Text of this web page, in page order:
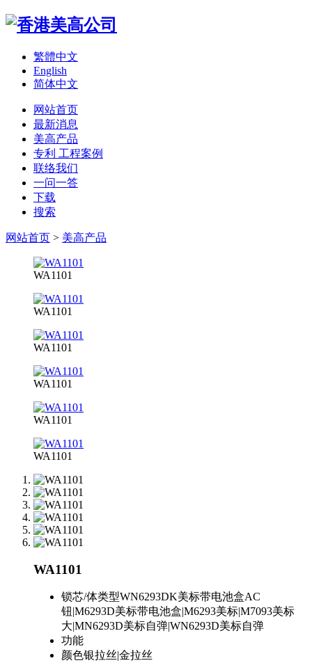
繁體中文
English
简体中文
网站首页
最新消息
美高产品
专利 工程案例
联络我们
一问一答
下载
搜索
网站首页 > 美高产品
WA1101
WA1101
WA1101
WA1101
WA1101
WA1101
WA1101
锁芯/体类型WN6293DK美标带电池盒AC
钮|M6293D美标带电池盒|M6293美标|M7093美标
大|MN6293D美标自弹|WN6293D美标自弹
功能
颜色银拉丝|金拉丝